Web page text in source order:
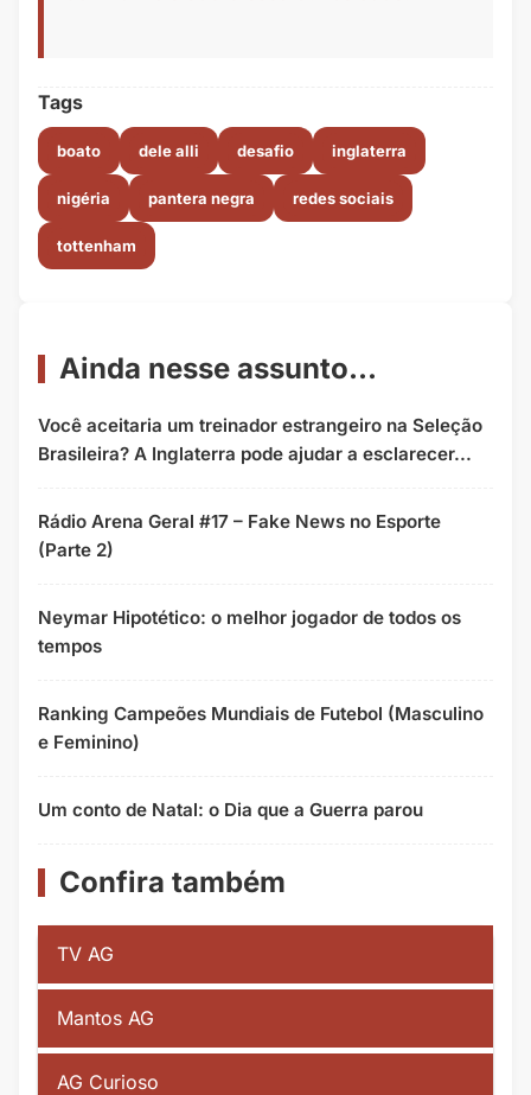
Tags
boato dele alli desafio inglaterra
nigéria pantera negra redes sociais
tottenham
Ainda nesse assunto...
Você aceitaria um treinador estrangeiro na Seleção
Brasileira? A Inglaterra pode ajudar a esclarecer...
Rádio Arena Geral #17 – Fake News no Esporte
(Parte 2)
Neymar Hipotético: o melhor jogador de todos os
tempos
Ranking Campeões Mundiais de Futebol (Masculino
e Feminino)
Um conto de Natal: o Dia que a Guerra parou
Confira também
TV AG
Mantos AG
AG Curioso